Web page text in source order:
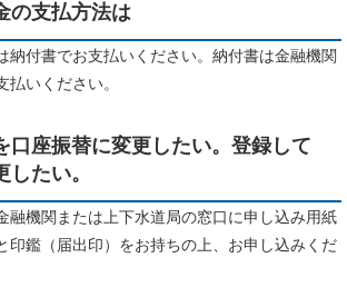
支払方法は
付書でお支払いください。納付書は金融機関
払いください。
座振替に変更したい。登録して
たい。
機関または上下水道局の窓口に申し込み用紙
印鑑（届出印）をお持ちの上、お申し込みくだ